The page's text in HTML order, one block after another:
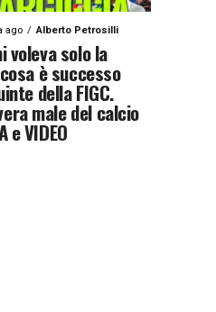
ago Alberto Petrosilli
voleva solo la
è successo
della FIGC.
male del calcio
e VIDEO